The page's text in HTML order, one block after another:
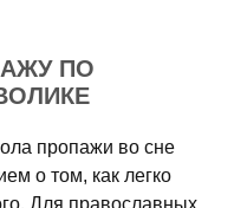
ПО
пропажи во сне
о том, как легко
Для православных